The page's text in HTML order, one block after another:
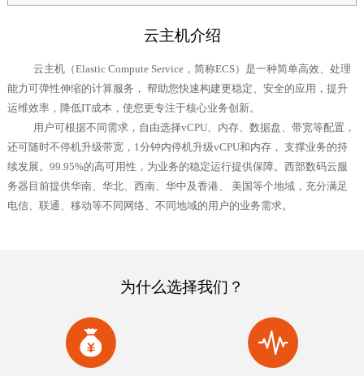
云主机介绍
云主机（Elastic Compute Service，简称ECS）是一种简单高效、处理
能力可弹性伸缩的计算服务， 帮助您快速构建更稳定、安全的应用，提升
运维效率，降低IT成本，使您更专注于核心业务创新。
用户可根据不同需求，自由选择vCPU、内存、数据盘、带宽等配置，
还可随时不停机升级带宽，1分钟内停机升级vCPU和内存， 支撑业务的持
续发展。99.95%的高可用性，为业务的稳定运行提供保障。西部数码云服
务器目前提供华南、华北、西南、华中及香港、 美国等个地域，充分满足
电信、联通、移动等不同网络、不同地域的用户的业务需求。
为什么选择我们？